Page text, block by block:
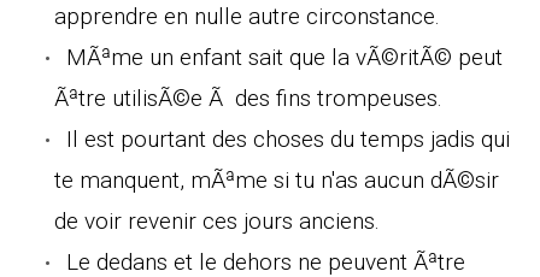
apprendre en nulle autre circonstance.
MÃªme un enfant sait que la vÃ©ritÃ© peut
Ãªtre utilisÃ©e Ã des fins trompeuses.
Il est pourtant des choses du temps jadis qui
te manquent, mÃªme si tu n'as aucun dÃ©sir
de voir revenir ces jours anciens.
Le dedans et le dehors ne peuvent Ãªtre